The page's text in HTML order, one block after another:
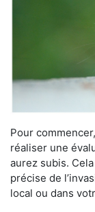
Pour
réaliser une
aurez subis.
précise de
local ou dans